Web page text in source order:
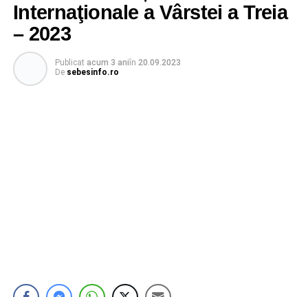
Internaţionale a Vârstei a Treia
– 2023
Publicat acum 3 aniîn 20.09.2023
De sebesinfo.ro